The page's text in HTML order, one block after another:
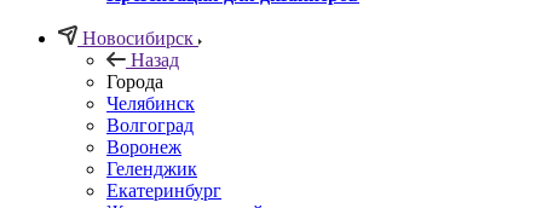
Новосибирск
Назад
Города
Челябинск
Волгоград
Воронеж
Геленджик
Екатеринбург